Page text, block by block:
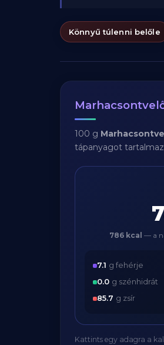
Könnyű túlenni belőle
100 g
tápanyagot
786 kcal — a
7.1 g fehérje
0.0 g szénhidrát
85.7 g zsír
Kattints egy adagra a